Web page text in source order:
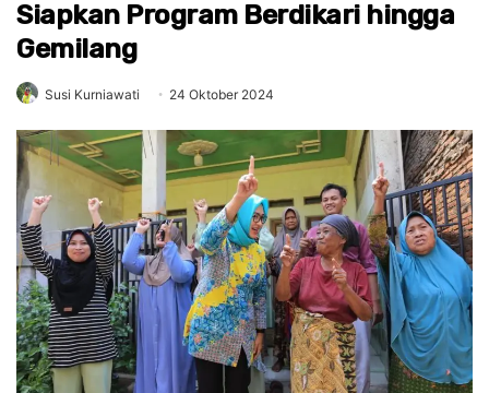
Siapkan Program Berdikari hingga
Gemilang
Susi Kurniawati 24 Oktober 2024